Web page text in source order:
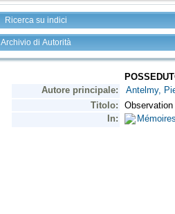
Ricerca su indici
Archivio di Autorità